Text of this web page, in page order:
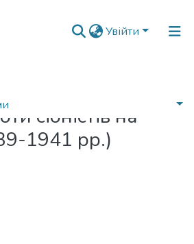
Увійти
сіоністів на
1941 рр.)